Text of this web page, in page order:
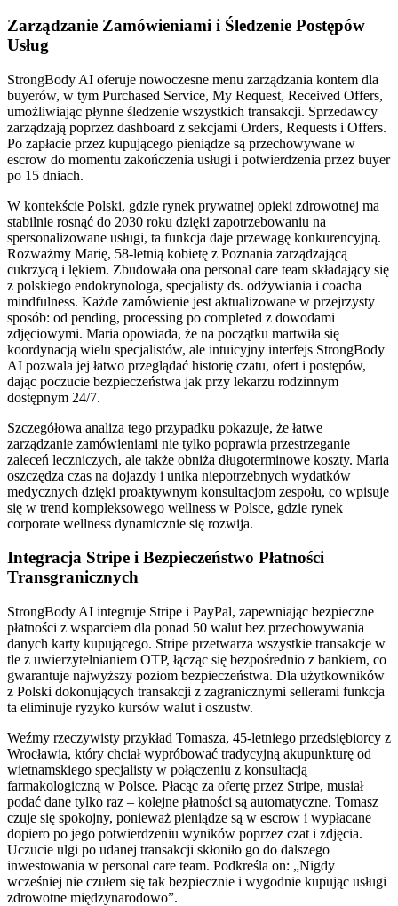
Zarządzanie Zamówieniami i Śledzenie Postępów
Usług
StrongBody AI oferuje nowoczesne menu zarządzania kontem dla
buyerów, w tym Purchased Service, My Request, Received Offers,
umożliwiając płynne śledzenie wszystkich transakcji. Sprzedawcy
zarządzają poprzez dashboard z sekcjami Orders, Requests i Offers.
Po zapłacie przez kupującego pieniądze są przechowywane w
escrow do momentu zakończenia usługi i potwierdzenia przez buyer
po 15 dniach.
W kontekście Polski, gdzie rynek prywatnej opieki zdrowotnej ma
stabilnie rosnąć do 2030 roku dzięki zapotrzebowaniu na
spersonalizowane usługi, ta funkcja daje przewagę konkurencyjną.
Rozważmy Marię, 58-letnią kobietę z Poznania zarządzającą
cukrzycą i lękiem. Zbudowała ona personal care team składający się
z polskiego endokrynologa, specjalisty ds. odżywiania i coacha
mindfulness. Każde zamówienie jest aktualizowane w przejrzysty
sposób: od pending, processing po completed z dowodami
zdjęciowymi. Maria opowiada, że na początku martwiła się
koordynacją wielu specjalistów, ale intuicyjny interfejs StrongBody
AI pozwala jej łatwo przeglądać historię czatu, ofert i postępów,
dając poczucie bezpieczeństwa jak przy lekarzu rodzinnym
dostępnym 24/7.
Szczegółowa analiza tego przypadku pokazuje, że łatwe
zarządzanie zamówieniami nie tylko poprawia przestrzeganie
zaleceń leczniczych, ale także obniża długoterminowe koszty. Maria
oszczędza czas na dojazdy i unika niepotrzebnych wydatków
medycznych dzięki proaktywnym konsultacjom zespołu, co wpisuje
się w trend kompleksowego wellness w Polsce, gdzie rynek
corporate wellness dynamicznie się rozwija.
Integracja Stripe i Bezpieczeństwo Płatności
Transgranicznych
StrongBody AI integruje Stripe i PayPal, zapewniając bezpieczne
płatności z wsparciem dla ponad 50 walut bez przechowywania
danych karty kupującego. Stripe przetwarza wszystkie transakcje w
tle z uwierzytelnianiem OTP, łącząc się bezpośrednio z bankiem, co
gwarantuje najwyższy poziom bezpieczeństwa. Dla użytkowników
z Polski dokonujących transakcji z zagranicznymi sellerami funkcja
ta eliminuje ryzyko kursów walut i oszustw.
Weźmy rzeczywisty przykład Tomasza, 45-letniego przedsiębiorcy z
Wrocławia, który chciał wypróbować tradycyjną akupunkturę od
wietnamskiego specjalisty w połączeniu z konsultacją
farmakologiczną w Polsce. Płacąc za ofertę przez Stripe, musiał
podać dane tylko raz – kolejne płatności są automatyczne. Tomasz
czuje się spokojny, ponieważ pieniądze są w escrow i wypłacane
dopiero po jego potwierdzeniu wyników poprzez czat i zdjęcia.
Uczucie ulgi po udanej transakcji skłoniło go do dalszego
inwestowania w personal care team. Podkreśla on: „Nigdy
wcześniej nie czułem się tak bezpiecznie i wygodnie kupując usługi
zdrowotne międzynarodowo”.